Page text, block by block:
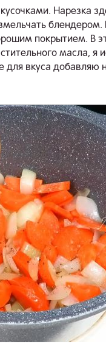
Нарезка
блендером.
покрытием. В
масла, я
вкуса добавляю